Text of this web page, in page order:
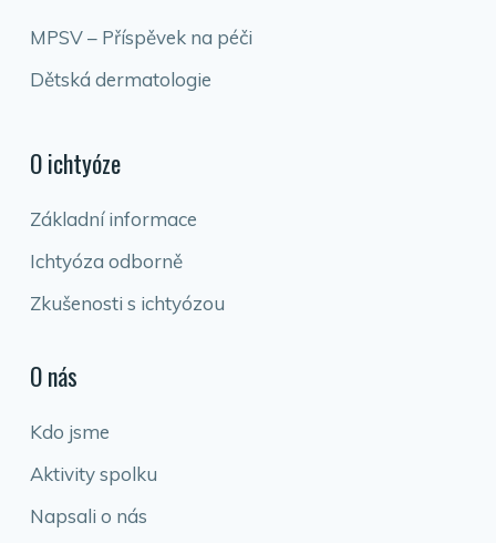
MPSV – Příspěvek na péči
Dětská dermatologie
O ichtyóze
Základní informace
Ichtyóza odborně
Zkušenosti s ichtyózou
O nás
Kdo jsme
Aktivity spolku
Napsali o nás